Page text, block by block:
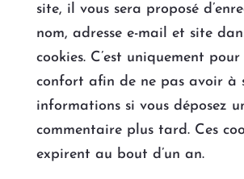
site, il vous sera proposé
nom, adresse e-mail et site
cookies. C’est uniquement
confort afin de ne pas avoir à
informations si vous déposez
commentaire plus tard. Ces
expirent au bout d’un an.